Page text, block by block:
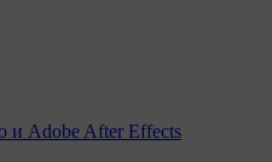
и Adobe After Effects